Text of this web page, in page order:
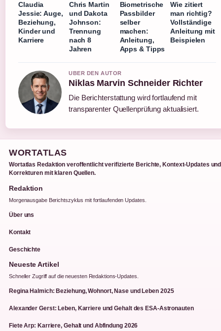
Claudia
Jessie: Auge,
Beziehung,
Kinder und
Karriere
Chris Martin
und Dakota
Johnson:
Trennung
nach 8
Jahren
Biometrische
Passbilder
selber
machen:
Anleitung,
Apps & Tipps
Wie zitiert
man richtig?
Vollständige
Anleitung mit
Beispielen
UBER DEN AUTOR
Niklas Marvin Schneider Richter
Die Berichterstattung wird fortlaufend mit
transparenter Quellenprüfung aktualisiert.
WORTATLAS
Wortatlas Redaktion veroffentlicht verifizierte Berichte, Kontext-Updates und
Korrekturen mit klaren Quellen.
Redaktion
Morgenausgabe Berichtszyklus mit fortlaufenden Updates.
Über uns
Kontakt
Geschichte
Neueste Artikel
Schneller Zugriff auf die neuesten Redaktions-Updates.
Regina Halmich: Beziehung, Wohnort, Nase und Leben 2025
Alexander Gerst: Leben, Karriere und Gehalt des ESA-Astronauten
Fiete Arp: Karriere, Gehalt und Abfindung 2026